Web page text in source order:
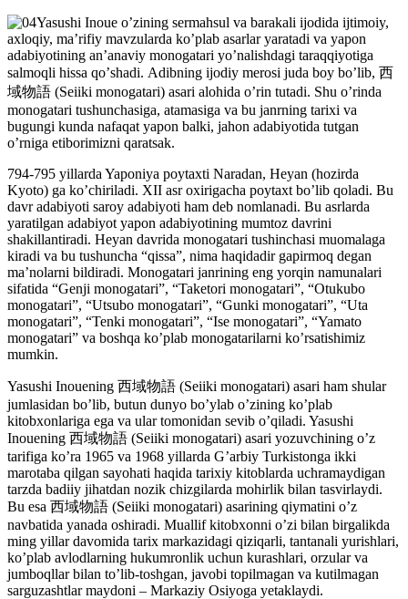
Yasushi Inoue oʼzining sermahsul va barakali ijodida ijtimoiy,
axloqiy, maʼrifiy mavzularda koʼplab asarlar yaratadi va yapon
adabiyotining anʼanaviy monogatari yoʼnalishdagi taraqqiyotiga
salmoqli hissa qoʼshadi. Аdibning ijodiy merosi juda boy boʼlib, 西
域物語 (Seiiki monogatari) asari alohida oʼrin tutadi. Shu oʼrinda
monogatari tushunchasiga, atamasiga va bu janrning tarixi va
bugungi kunda nafaqat yapon balki, jahon adabiyotida tutgan
oʼrniga etiborimizni qaratsak.
794-795 yillarda Yaponiya poytaxti Naradan, Heyan (hozirda
Kyoto) ga koʼchiriladi. XII asr oxirigacha poytaxt boʼlib qoladi. Bu
davr adabiyoti saroy adabiyoti ham deb nomlanadi. Bu asrlarda
yaratilgan adabiyot yapon adabiyotining mumtoz davrini
shakillantiradi. Heyan davrida monogatari tushinchasi muomalaga
kiradi va bu tushuncha “qissa”, nima haqidadir gapirmoq degan
maʼnolarni bildiradi. Monogatari janrining eng yorqin namunalari
sifatida “Genji monogatari”, “Taketori monogatari”, “Otukubo
monogatari”, “Utsubo monogatari”, “Gunki monogatari”, “Uta
monogatari”, “Tenki monogatari”, “Ise monogatari”, “Yamato
monogatari” va boshqa koʼplab monogatarilarni koʼrsatishimiz
mumkin.
Yasushi Inouening 西域物語 (Seiiki monogatari) asari ham shular
jumlasidan boʼlib, butun dunyo boʼylab oʼzining koʼplab
kitobxonlariga ega va ular tomonidan sevib oʼqiladi. Yasushi
Inouening 西域物語 (Seiiki monogatari) asari yozuvchining oʼz
tarifiga koʼra 1965 va 1968 yillarda Gʼarbiy Turkistonga ikki
marotaba qilgan sayohati haqida tarixiy kitoblarda uchramaydigan
tarzda badiiy jihatdan nozik chizgilarda mohirlik bilan tasvirlaydi.
Bu esa 西域物語 (Seiiki monogatari) asarining qiymatini oʼz
navbatida yanada oshiradi. Muallif kitobxonni oʼzi bilan birgalikda
ming yillar davomida tarix markazidagi qiziqarli, tantanali yurishlari,
koʼplab avlodlarning hukumronlik uchun kurashlari, orzular va
jumboqllar bilan toʼlib-toshgan, javobi topilmagan va kutilmagan
sarguzashtlar maydoni – Markaziy Osiyoga yetaklaydi.